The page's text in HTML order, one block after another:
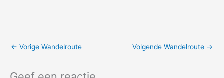
← Vorige Wandelroute Volgende Wandelroute →